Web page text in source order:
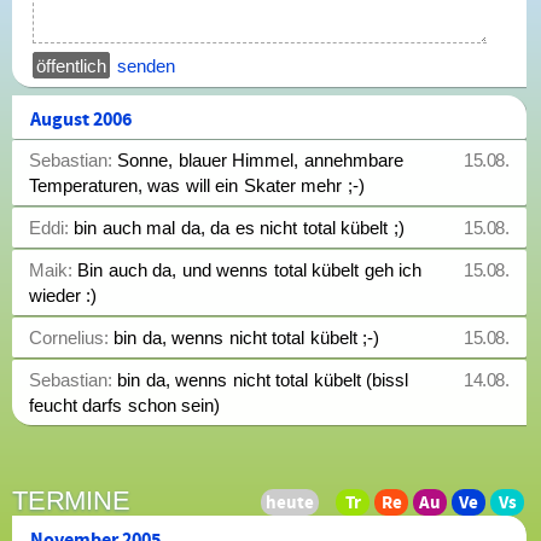
senden
August 2006
15.08.
Sebastian: Sonne, blauer Himmel, annehmbare
Temperaturen, was will ein Skater mehr ;-)
15.08.
Eddi: bin auch mal da, da es nicht total kübelt ;)
15.08.
Maik: Bin auch da, und wenns total kübelt geh ich
wieder :)
15.08.
Cornelius: bin da, wenns nicht total kübelt ;-)
14.08.
Sebastian: bin da, wenns nicht total kübelt (bissl
feucht darfs schon sein)
TERMINE